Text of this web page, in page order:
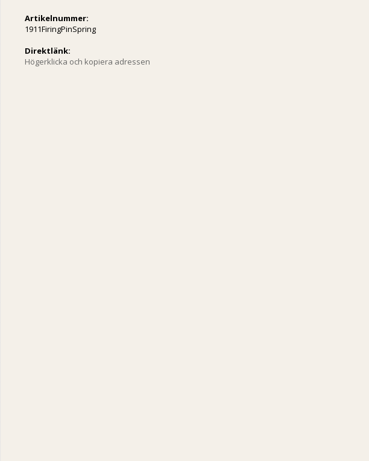
Artikelnummer:
1911FiringPinSpring
Direktlänk:
Högerklicka och kopiera adressen